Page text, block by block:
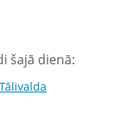
šajā dienā:
Tālivalda